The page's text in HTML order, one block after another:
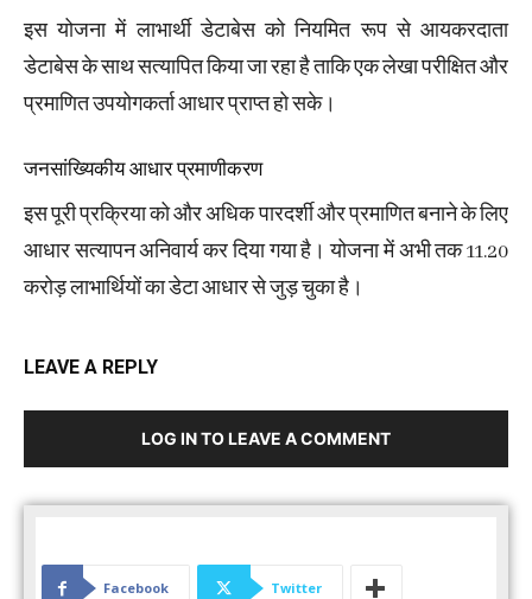
इस योजना में लाभार्थी डेटाबेस को नियमित रूप से आयकरदाता
डेटाबेस के साथ सत्यापित किया जा रहा है ताकि एक लेखा परीक्षित और
प्रमाणित उपयोगकर्ता आधार प्राप्त हो सके।
जनसांख्यिकीय आधार प्रमाणीकरण
इस पूरी प्रक्रिया को और अधिक पारदर्शी और प्रमाणित बनाने के लिए
आधार सत्यापन अनिवार्य कर दिया गया है। योजना में अभी तक 11.20
करोड़ लाभार्थियों का डेटा आधार से जुड़ चुका है।
LEAVE A REPLY
LOG IN TO LEAVE A COMMENT
Facebook Twitter